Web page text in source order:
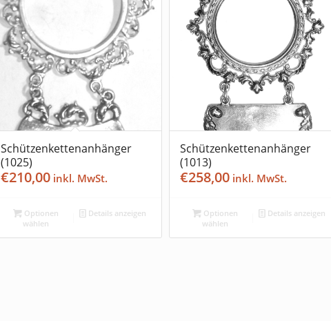
Schützenkettenanhänger
(1025)
€210,00
Optionen
wählen
Details anzeigen
Schützenkettenanhänger
(1013)
€258,00
Optionen
wählen
Details anzeigen